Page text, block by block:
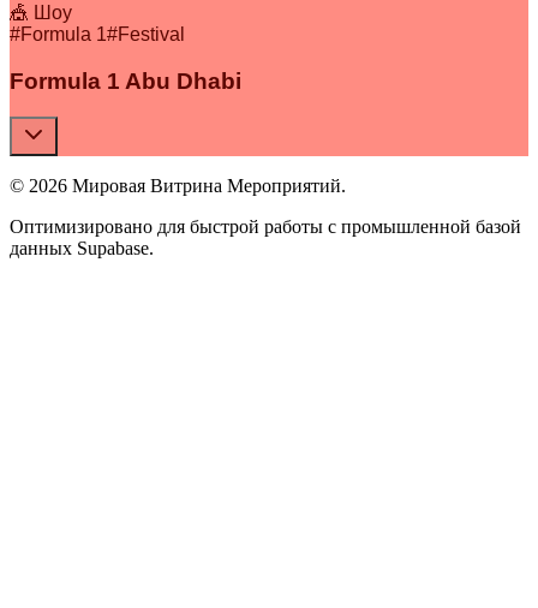
🎪 Шоу
#Formula 1#Festival
Formula 1 Abu Dhabi
© 2026 Мировая Витрина Мероприятий.
Оптимизировано для быстрой работы с промышленной базой
данных Supabase.